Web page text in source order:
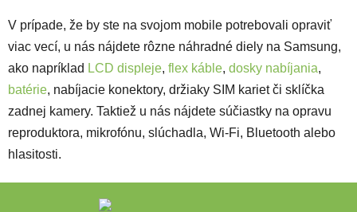
V prípade, že by ste na svojom mobile potrebovali opraviť
viac vecí, u nás nájdete rôzne náhradné diely na Samsung,
ako napríklad LCD displeje, flex káble, dosky nabíjania,
batérie, nabíjacie konektory, držiaky SIM kariet či sklíčka
zadnej kamery. Taktiež u nás nájdete súčiastky na opravu
reproduktora, mikrofónu, slúchadla, Wi-Fi, Bluetooth alebo
hlasitosti.